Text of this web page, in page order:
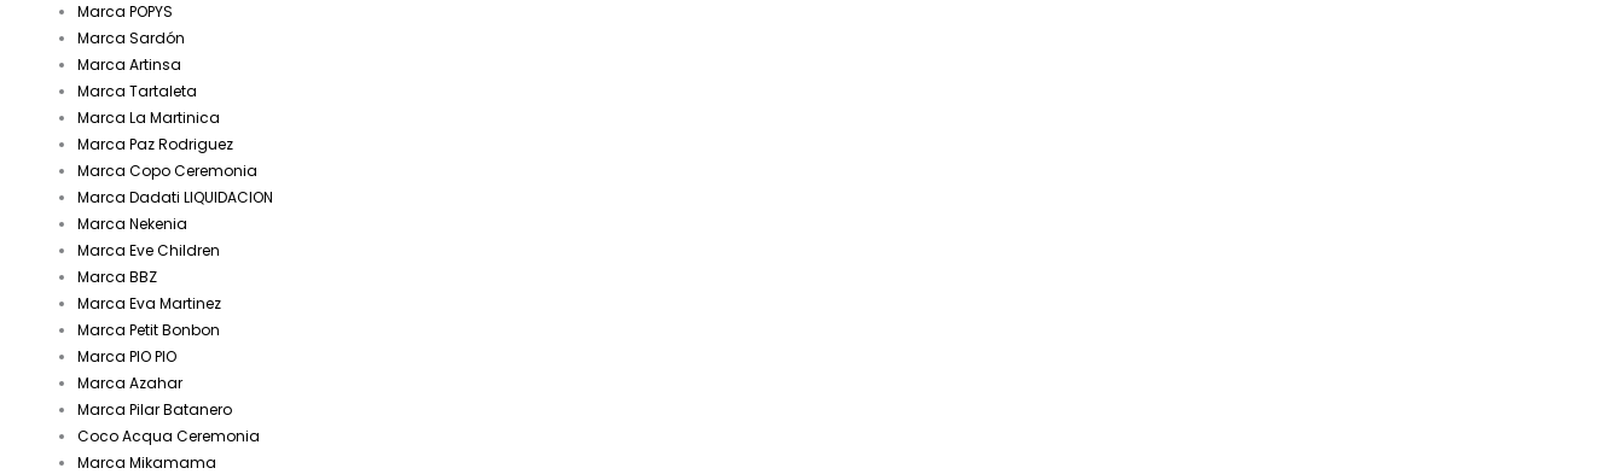
Marca POPYS
Marca Sardón
Marca Artinsa
Marca Tartaleta
Marca La Martinica
Marca Paz Rodriguez
Marca Copo Ceremonia
Marca Dadati LIQUIDACION
Marca Nekenia
Marca Eve Children
Marca BBZ
Marca Eva Martinez
Marca Petit Bonbon
Marca PIO PIO
Marca Azahar
Marca Pilar Batanero
Coco Acqua Ceremonia
Marca Mikamama